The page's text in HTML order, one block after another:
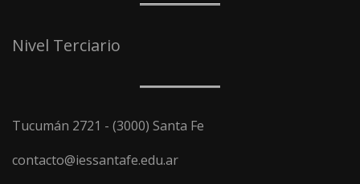
Nivel Terciario
Tucumán 2721 - (3000) Santa Fe
contacto@iessantafe.edu.ar